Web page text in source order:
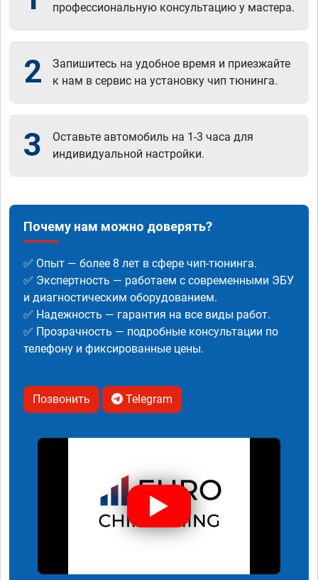
профессиональную консультацию у мастера.
2
Запишитесь на удобное время и приезжайте
к нам в сервис на установку чип тюнинга.
3
Оставьте автомобиль на 1-3 часа для
индивидуальной настройки.
Почему нам можно доверять?
✅ Опыт — более 8 лет в сфере чип-тюнинга.
✅ Экспертность — работаем с современными ЭБУ
и диагностическим оборудованием.
✅ Надежность — гарантия на все виды работ.
✅ Прозрачность — подробные консультации по
телефону и фиксированные цены.
Позвонить Telegram